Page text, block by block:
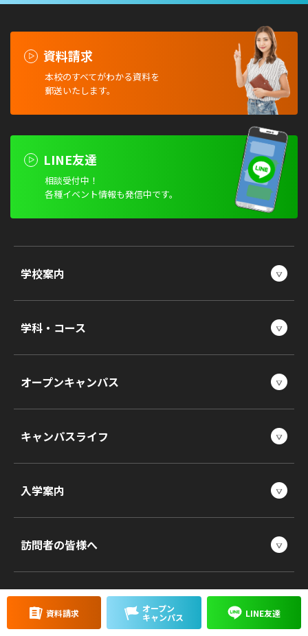
資料請求
本校のすべてがわかる資料を
郵送いたします。
LINE友達
相談受付中！
各種イベント情報も発信中です。
学校案内
学科・コース
オープンキャンパス
キャンパスライフ
入学案内
訪問者の皆様へ
資料請求 オープン
キャンパス LINE友達